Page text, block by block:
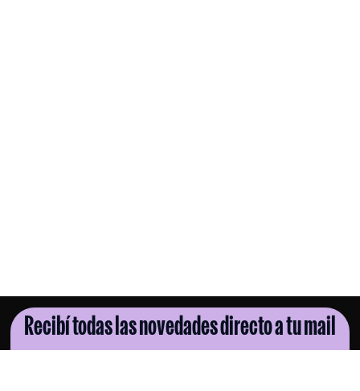
Recibí todas las novedades directo a tu mail